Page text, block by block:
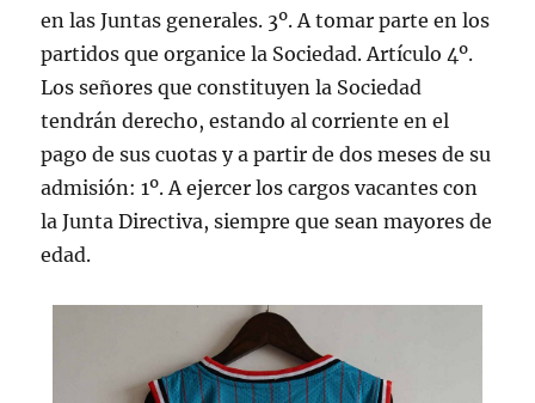
en las Juntas generales. 3º. A tomar parte en los
partidos que organice la Sociedad. Artículo 4º.
Los señores que constituyen la Sociedad
tendrán derecho, estando al corriente en el
pago de sus cuotas y a partir de dos meses de su
admisión: 1º. A ejercer los cargos vacantes con
la Junta Directiva, siempre que sean mayores de
edad.